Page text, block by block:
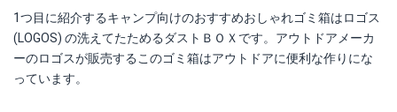
1つ目に紹介するキャンプ向けのおすすめおしゃれゴミ箱はロゴス
(LOGOS) の洗えてたためるダストＢＯＸです。アウトドアメーカ
ーのロゴスが販売するこのゴミ箱はアウトドアに便利な作りにな
っています。